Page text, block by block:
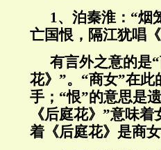
1、泊秦淮：“烟
亡国恨，隔江犹唱
有言外之意的是
花》”。“商女”在
手；“恨”的意思是
《后庭花》”意味
着《后庭花》是商女